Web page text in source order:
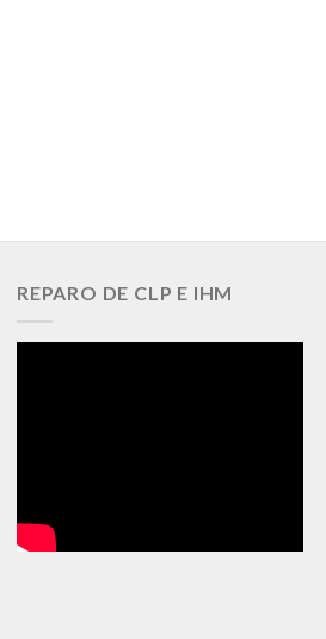
REPARO DE CLP E IHM